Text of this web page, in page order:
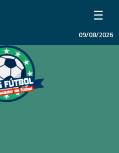
☰
09/08/2026